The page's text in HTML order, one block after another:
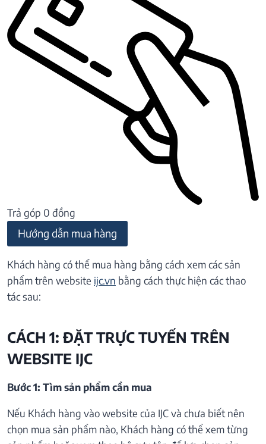
Trả góp 0 đồng
Hướng dẫn mua hàng
Khách hàng có thể mua hàng bằng cách xem các sản
phẩm trên website ijc.vn bằng cách thực hiện các thao
tác sau:
CÁCH 1: ĐẶT TRỰC TUYẾN TRÊN
WEBSITE IJC
Bước 1: Tìm sản phẩm cần mua
Nếu Khách hàng vào website của IJC và chưa biết nên
chọn mua sản phẩm nào, Khách hàng có thể xem từng